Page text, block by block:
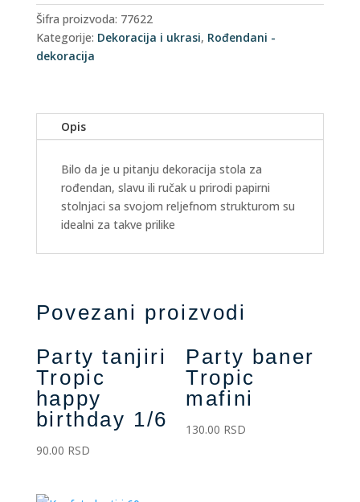
Šifra proizvoda: 77622
Kategorije: Dekoracija i ukrasi, Rođendani -
dekoracija
Opis
Bilo da je u pitanju dekoracija stola za
rođendan, slavu ili ručak u prirodi papirni
stolnjaci sa svojom reljefnom strukturom su
idealni za takve prilike
Povezani proizvodi
Party tanjiri
Tropic
happy
birthday 1/6
90.00 RSD
Party baner
Tropic
mafini
130.00 RSD